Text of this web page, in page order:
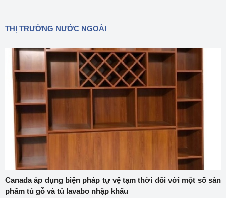
THỊ TRƯỜNG NƯỚC NGOÀI
Canada áp dụng biện pháp tự vệ tạm thời đối với một số sản
phẩm tủ gỗ và tủ lavabo nhập khẩu